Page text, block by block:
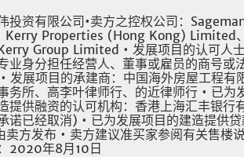
投资有限公司•卖方之控权公司：
Properties (Hong Kong) Limited
Group Limited • 发展项目的认可人
业身分担任经营人、董事或雇员的商号或
发展项目的承建商：中国海外房屋工程有
务所、高李叶律师行、的近律师行 • 已为
提供融资的认可机构：香港上海汇丰银行
诺已经取消) • 已为发展项目的建造提供
卖方发布 • 卖方建议准买家参阅有关售楼
2020年8月10日